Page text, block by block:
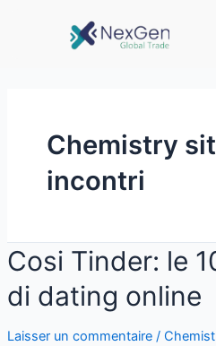
Chemistry
incontri
Cosi Tinder: le
di dating online
Laisser un commentaire /